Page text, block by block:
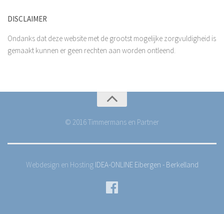
DISCLAIMER
Ondanks dat deze website met de grootst mogelijke zorgvuldigheid is
gemaakt kunnen er geen rechten aan worden ontleend.
© 2016 Timmermans en Partner
Webdesign en Hosting IDEA-ONLINE Eibergen - Berkelland